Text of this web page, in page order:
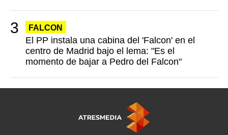
FALCON
El PP instala una cabina del 'Falcon' en el
centro de Madrid bajo el lema: "Es el
momento de bajar a Pedro del Falcon"